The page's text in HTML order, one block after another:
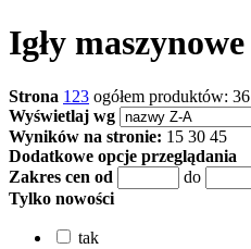
Igły maszynowe
Strona 1 23 ogółem produktów: 36
Wyświetlaj wg
Wyników na stronie: 15 30 45
Dodatkowe opcje przeglądania
Zakres cen od
do
Tylko nowości
tak